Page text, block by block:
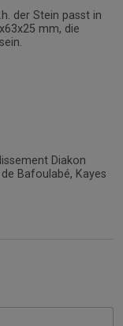
der Stein passt in
mm, die
Diakon
Bafoulabé, Kayes